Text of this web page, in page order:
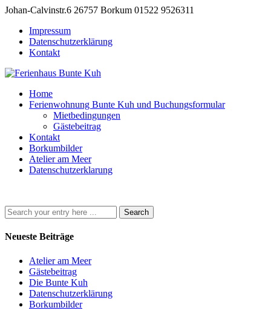
Johan-Calvinstr.6 26757 Borkum 01522 9526311
Impressum
Datenschutzerklärung
Kontakt
Home
Ferienwohnung Bunte Kuh und Buchungsformular
Mietbedingungen
Gästebeitrag
Kontakt
Borkumbilder
Atelier am Meer
Datenschutzerklarung
Neueste Beiträge
Atelier am Meer
Gästebeitrag
Die Bunte Kuh
Datenschutzerklärung
Borkumbilder